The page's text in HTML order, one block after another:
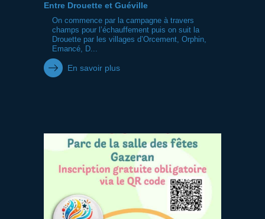
Entre Drouette et Guéville
On commence par la campagne à travers
champs pour l’échauffement puis on suit la
Drouette par les villages d’Orcement, Orphin,
Emancé, D...
En savoir plus